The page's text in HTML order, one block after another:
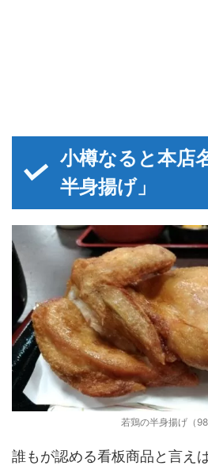
小樽なると本店
半身揚げ」
若鶏の半身揚げ（
誰もが認める看板商品と言え